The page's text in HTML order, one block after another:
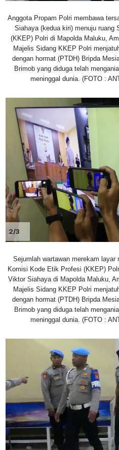
Anggota Propam Polri membawa
Siahaya (kedua kiri) menuju ruang
(KKEP) Polri di Mapolda Maluku,
Majelis Sidang KKEP Polri
dengan hormat (PTDH) Bripda
Brimob yang diduga telah
meninggal dunia. (FOTO :
2/3
Sejumlah wartawan merekam
Komisi Kode Etik Profesi (KKEP)
Viktor Siahaya di Mapolda Maluku,
Majelis Sidang KKEP Polri
dengan hormat (PTDH) Bripda
Brimob yang diduga telah
meninggal dunia. (FOTO :